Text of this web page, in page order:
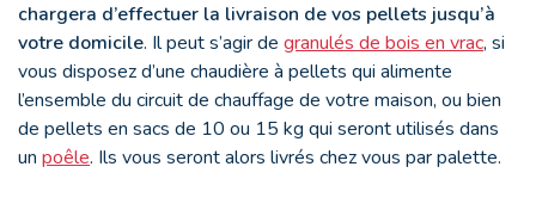
chargera d’effectuer la livraison de vos pellets jusqu’à
votre domicile. Il peut s’agir de granulés de bois en vrac, si
vous disposez d’une chaudière à pellets qui alimente
l’ensemble du circuit de chauffage de votre maison, ou bien
de pellets en sacs de 10 ou 15 kg qui seront utilisés dans
un poêle. Ils vous seront alors livrés chez vous par palette.